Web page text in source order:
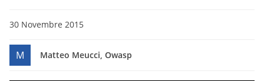
30 Novembre 2015
M Matteo Meucci, Owasp